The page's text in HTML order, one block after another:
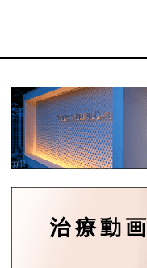
治療動画